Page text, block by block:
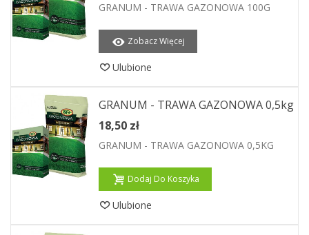
GRANUM - TRAWA GAZONOWA 100G
Zobacz Więcej
Ulubione
GRANUM - TRAWA GAZONOWA 0,5kg
18,50 zł
GRANUM - TRAWA GAZONOWA 0,5KG
Dodaj Do Koszyka
Ulubione